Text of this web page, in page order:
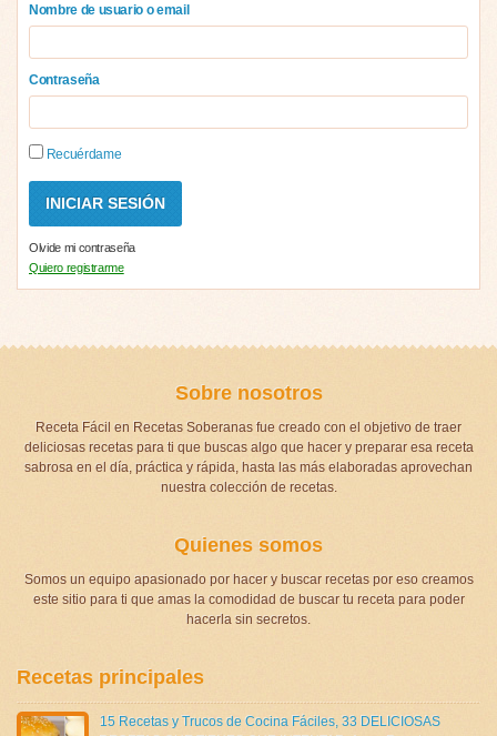
Nombre de usuario o email
Contraseña
Recuérdame
Olvide mi contraseña
Quiero registrarme
Sobre nosotros
Receta Fácil en Recetas Soberanas fue creado con el objetivo de traer
deliciosas recetas para ti que buscas algo que hacer y preparar esa receta
sabrosa en el día, práctica y rápida, hasta las más elaboradas aprovechan
nuestra colección de recetas.
Quienes somos
Somos un equipo apasionado por hacer y buscar recetas por eso creamos
este sitio para ti que amas la comodidad de buscar tu receta para poder
hacerla sin secretos.
Recetas principales
15 Recetas y Trucos de Cocina Fáciles, 33 DELICIOSAS